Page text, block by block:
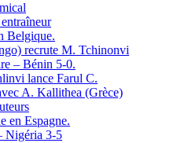
Belgique.
recrute M. Tchinonvi
– Bénin 5-0.
lance Farul C.
A. Kallithea (Grèce)
en Espagne.
Nigéria 3-5